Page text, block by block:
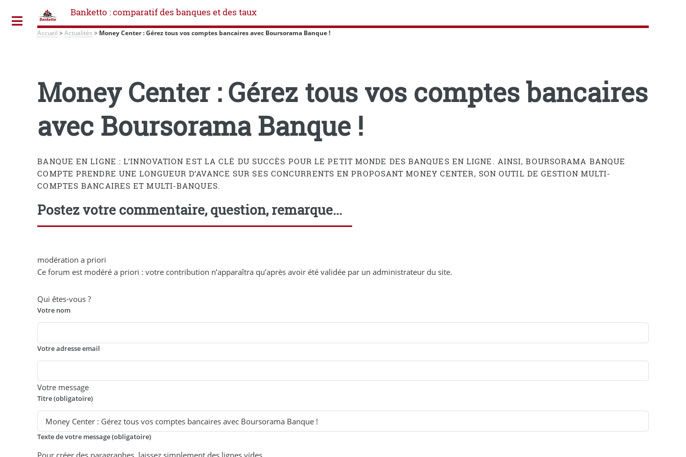
Banketto : comparatif des banques et des taux
Accueil >Actualités > Money Center : Gérez tous vos comptes bancaires avec Boursorama Banque !
Money Center : Gérez tous vos comptes bancaires
avec Boursorama Banque !
BANQUE EN LIGNE : L’INNOVATION EST LA CLÉ DU SUCCÈS POUR LE PETIT MONDE DES BANQUES EN LIGNE. AINSI, BOURSORAMA BANQUE
COMPTE PRENDRE UNE LONGUEUR D’AVANCE SUR SES CONCURRENTS EN PROPOSANT MONEY CENTER, SON OUTIL DE GESTION MULTI-
COMPTES BANCAIRES ET MULTI-BANQUES.
Postez votre commentaire, question, remarque...
modération a priori
Ce forum est modéré a priori : votre contribution n’apparaîtra qu’après avoir été validée par un administrateur du site.
Qui êtes-vous ?
Votre nom
Votre adresse email
Votre message
Titre (obligatoire)
Texte de votre message (obligatoire)
Pour créer des paragraphes, laissez simplement des lignes vides.
Toggle